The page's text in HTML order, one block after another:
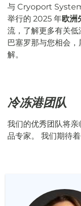
与 Cryoport
举行的 2025 年欧洲
流，了解更多有关
巴塞罗那与您相会
解。
冷冻港团队
我们的优秀团队将
品专家。 我们期待